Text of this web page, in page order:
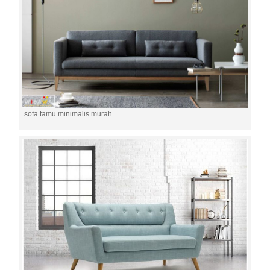
sofa tamu minimalis murah